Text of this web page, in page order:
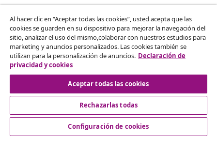
vidaXL
Descubre mas
Al hacer clic en “Aceptar todas las cookies”, usted acepta que las
cookies se guarden en su dispositivo para mejorar la navegación del
sitio, analizar el uso del mismo,colaborar con nuestros estudios para
marketing y anuncios personalizados. Las cookies también se
utilizan para la personalización de anuncios. Declaración de
privacidad y cookies
Aceptar todas las cookies
Rechazarlas todas
Configuración de cookies